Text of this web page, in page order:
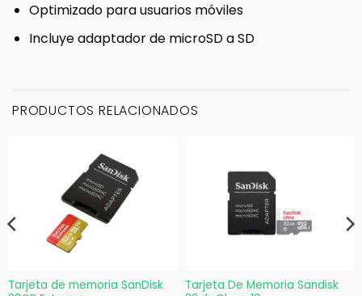
Optimizado para usuarios móviles
Incluye adaptador de microSD a SD
PRODUCTOS RELACIONADOS
Tarjeta de memoria SanDisk
Tarjeta De Memoria Sandisk